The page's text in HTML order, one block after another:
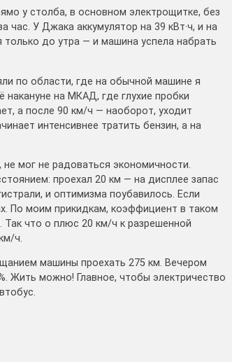
у столба, в основном электрощитке, без
час. У Джака аккумулятор на 39 кВт·ч, и на
до утра — и машина успела набрать
по области, где на обычной машине я
на МКАД, где глухие пробки
а после 90 км/ч — наоборот, уходит
интенсивнее тратить бензин, а на
мог не радоваться экономичности.
проехал 20 км — на дисплее запас
и оптимизма поубавилось. Если
По моим прикидкам, коэффициент в таком
Так что о плюс 20 км/ч к разрешенной
ч.
машины проехать 275 км. Вечером
Жить можно! Главное, чтобы электричество